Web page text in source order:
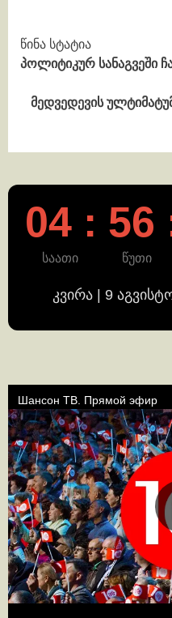
Continue
Reading
წინა სტატია
პოლიტიკურ სანაგვეში
მედვედევის
04 : 56
საათი წუთი
კვირა | 9